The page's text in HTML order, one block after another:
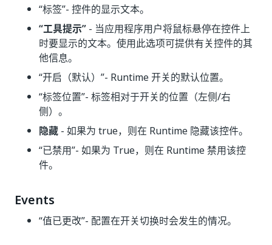
“标签”- 控件的显示文本。
“工具提示” - 当应用程序用户将鼠标悬停在控件上
时要显示的文本。使用此选项可提供有关控件的其
他信息。
“开启（默认）”- Runtime 开关的默认位置。
“标签位置”- 标签相对于开关的位置（左侧/右
侧）。
隐藏 - 如果为 true，则在 Runtime 隐藏该控件。
“已禁用”- 如果为 True，则在 Runtime 禁用该控
件。
Events
“值已更改”- 配置在开关切换时会发生的情况。